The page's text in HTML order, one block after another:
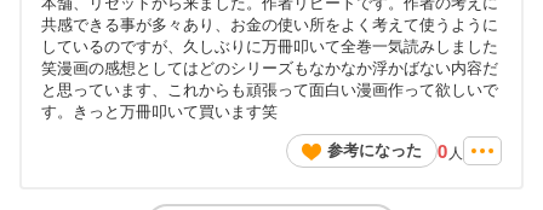
共感できる事が多々あり、お金の使い所をよく考えて使うように
しているのですが、久しぶりに万冊叩いて全巻一気読みしました
笑漫画の感想としてはどのシリーズもなかなか浮かばない内容だ
と思っています、これからも頑張って面白い漫画作って欲しいで
す。きっと万冊叩いて買います笑
参考になった
0 人